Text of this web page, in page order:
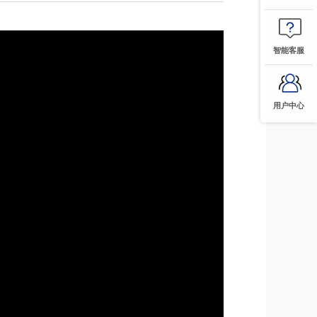
智能客服
用户中心